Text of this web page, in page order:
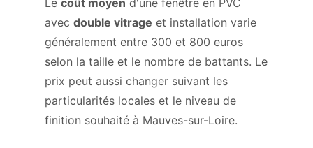
Le coût moyen d'une fenêtre en PVC
avec double vitrage et installation varie
généralement entre 300 et 800 euros
selon la taille et le nombre de battants. Le
prix peut aussi changer suivant les
particularités locales et le niveau de
finition souhaité à Mauves-sur-Loire.